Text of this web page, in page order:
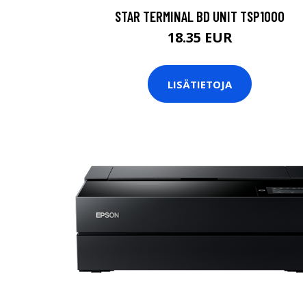
STAR TERMINAL BD UNIT TSP1000
18.35 EUR
LISÄTIETOJA